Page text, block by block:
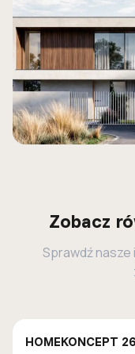
Zobacz
Sprawdź
HOMEKONCEPT